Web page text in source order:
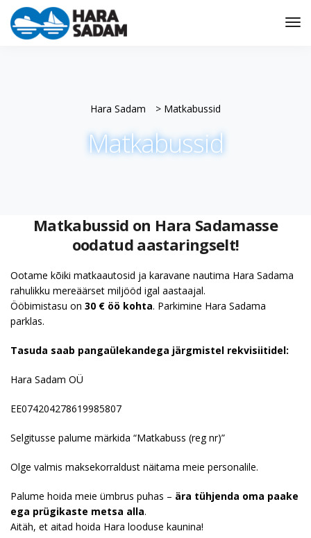
Hara Sadam > Matkabussid
Matkabussid
Matkabussid on Hara Sadamasse
oodatud aastaringselt!
Ootame kõiki matkaautosid ja karavane nautima Hara Sadama
rahulikku mereäärset miljööd igal aastaajal.
Ööbimistasu on 30 € öö kohta. Parkimine Hara Sadama
parklas.
Tasuda saab pangaülekandega järgmistel rekvisiitidel:
Hara Sadam OÜ
EE074204278619985807
Selgitusse palume märkida “Matkabuss (reg nr)”
Olge valmis maksekorraldust näitama meie personalile.
Palume hoida meie ümbrus puhas – ära tühjenda oma paake
ega prügikaste metsa alla.
Aitäh, et aitad hoida Hara looduse kaunina!